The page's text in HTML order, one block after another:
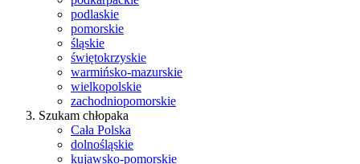
podlaskie
pomorskie
śląskie
świętokrzyskie
warmińsko-mazurskie
wielkopolskie
zachodniopomorskie
Szukam chłopaka
Cała Polska
dolnośląskie
kujawsko-pomorskie